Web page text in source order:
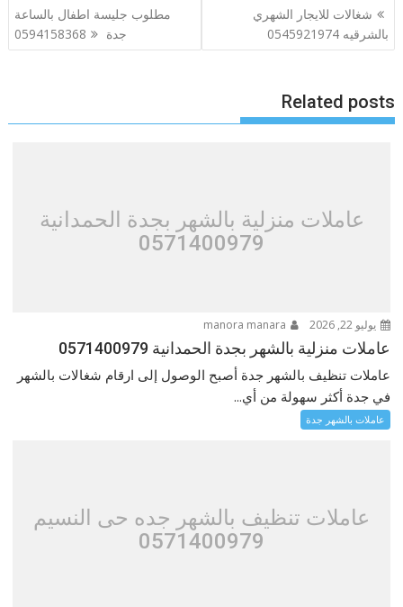
تصفّح
المقالات
شغالات للايجار الشهري
بالشرقيه 0545921974
مطلوب جليسة اطفال بالساعة
جدة 0594158368
Related posts
عاملات منزلية بالشهر بجدة الحمدانية
0571400979
يوليو 22, 2026
عاملات منزلية بالشهر بجدة الحمدانية 0571400979
عاملات تنظيف بالشهر جدة أصبح الوصول إلى ارقام شغالات بالشهر
في جدة أكثر سهولة من أي...
عاملات بالشهر جدة
عاملات تنظيف بالشهر جده حى النسيم
0571400979